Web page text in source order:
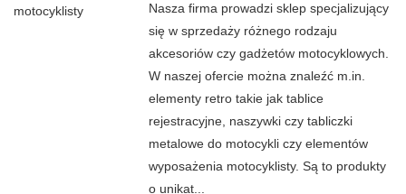
Nasza firma prowadzi sklep specjalizujący
się w sprzedaży różnego rodzaju
akcesoriów czy gadżetów motocyklowych.
W naszej ofercie można znaleźć m.in.
elementy retro takie jak tablice
rejestracyjne, naszywki czy tabliczki
metalowe do motocykli czy elementów
wyposażenia motocyklisty. Są to produkty
o unikat...